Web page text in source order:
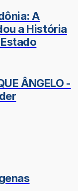
A
a História
ÂNGELO -